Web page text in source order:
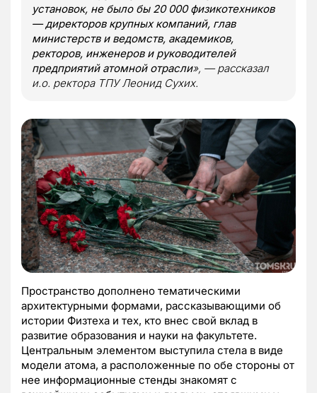
установок, не было бы 20 000 физикотехников
— директоров крупных компаний, глав
министерств и ведомств, академиков,
ректоров, инженеров и руководителей
предприятий атомной отрасли», — рассказал
и.о. ректора ТПУ Леонид Сухих.
Пространство дополнено тематическими
архитектурными формами, рассказывающими об
истории Физтеха и тех, кто внес свой вклад в
развитие образования и науки на факультете.
Центральным элементом выступила стела в виде
модели атома, а расположенные по обе стороны от
нее информационные стенды знакомят с